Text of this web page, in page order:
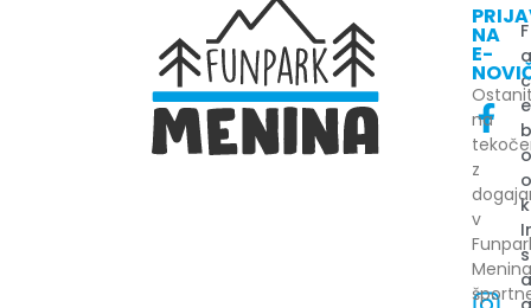
F
c
e
k
NA
E-
na
z
v
Menina